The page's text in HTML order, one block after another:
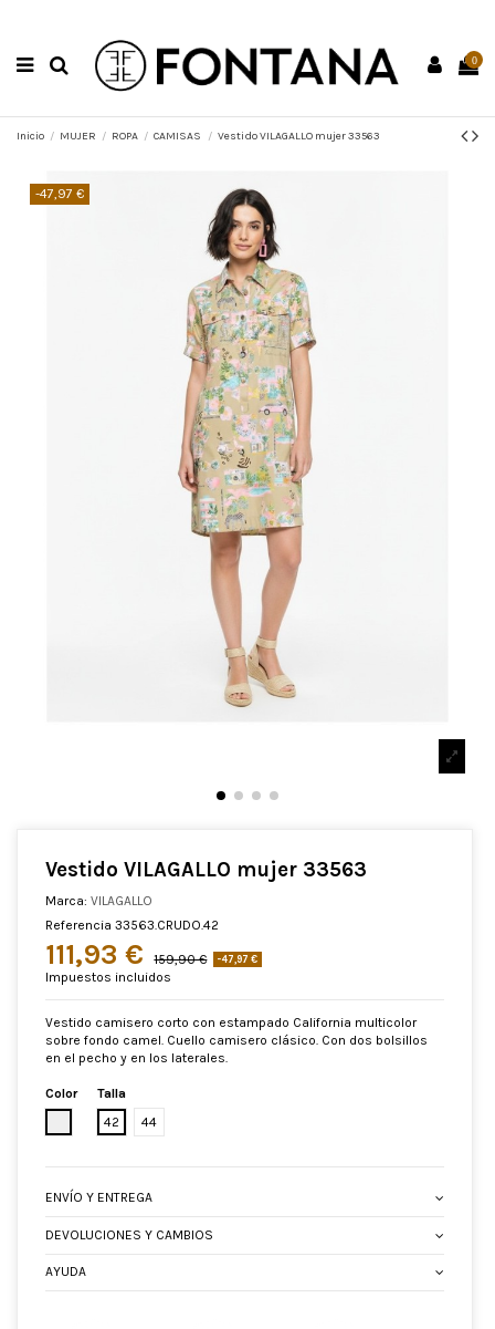
0
Inicio MUJER ROPA CAMISAS Vestido VILAGALLO mujer 33563
-47,97 €
Vestido VILAGALLO mujer 33563
Marca: VILAGALLO
Referencia 33563.CRUDO.42
111,93 € 159,90 € -47,97 €
Impuestos incluidos
Vestido camisero corto con estampado California multicolor
sobre fondo camel. Cuello camisero clásico. Con dos bolsillos
en el pecho y en los laterales.
Color
Talla
42
44
ENVÍO Y ENTREGA
DEVOLUCIONES Y CAMBIOS
AYUDA